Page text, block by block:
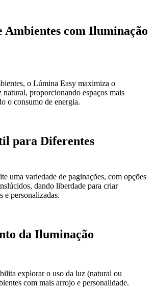
Ambientes com Iluminação
o Lúmina Easy maximiza o
natural, proporcionando espaços mais
o consumo de energia.
para Diferentes
uma variedade de paginações, com opções
dando liberdade para criar
e personalizadas.
da Iluminação
explorar o uso da luz (natural ou
com mais arrojo e personalidade.